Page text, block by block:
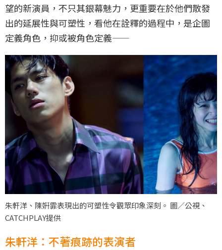
望的新演員，不只其銀幕魅力，更重要在於他們散發
出的延展性與可塑性，看他在詮釋的過程中，是企圖
定義角色，抑或被角色定義——
朱軒洋、陳姸霏表現出的可塑性令觀眾印象深刻。 圖／公視、
CATCHPLAY提供
朱軒洋：不著痕跡的表演者